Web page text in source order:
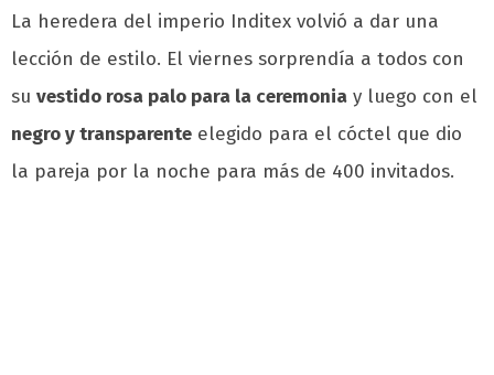
La heredera del imperio Inditex volvió a dar una
lección de estilo. El viernes sorprendía a todos con
su vestido rosa palo para la ceremonia y luego con el
negro y transparente elegido para el cóctel que dio
la pareja por la noche para más de 400 invitados.